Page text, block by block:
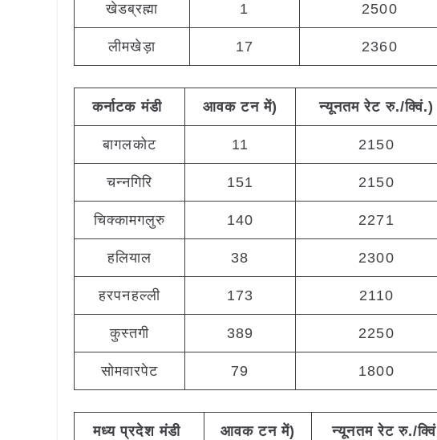
खेडब्रह्मा 1 2500
लीमखेड़ा 17 2360
कर्नाटक मंडी आवक टन में) न्यूनतम रेट रु./क्विं.)
बागलकोट 11 2150
चन्नगिरि 151 2150
चिक्कामगलुरु 140 2271
हलियाल 38 2300
हरपनहल्ली 173 2110
कुस्तगी 389 2250
सोमवारपेट 79 1800
मध्य प्रदेश मंडी आवक टन में) न्यूनतम रेट रु./क्विं